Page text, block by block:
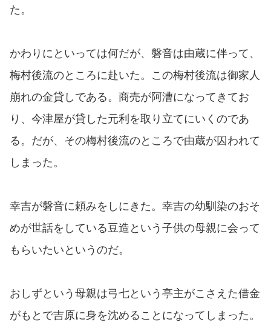
た。
かわりにといっては何だが、磐音は由蔵に伴って、
梅村後流のところに赴いた。この梅村後流は御家人
崩れの金貸しである。商売が阿漕になってきてお
り、今津屋が貸した元利を取り立てにいくのであ
る。だが、その梅村後流のところで由蔵が囚われて
しまった。
幸吉が磐音に頼みをしにきた。幸吉の幼馴染のおそ
めが世話をしている豆造という子供の母親に会って
もらいたいというのだ。
おしずという母親は弓七という亭主がこさえた借金
がもとで吉原に身を沈めることになってしまった。